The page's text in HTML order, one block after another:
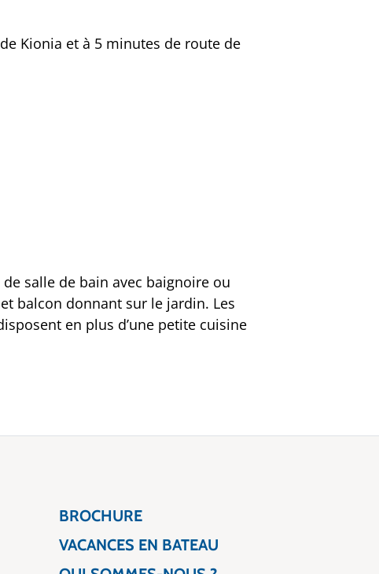
Kionia et à 5 minutes de route de
salle de bain avec baignoire ou
balcon donnant sur le jardin. Les
en plus d’une petite cuisine
BROCHURE
VACANCES EN BATEAU